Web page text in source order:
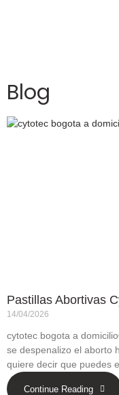
Blog
Pastillas Abortivas
14/04/2026
cytotec bogota a
se despenalizo el aborto
quiere decir que puedes
Continue Reading